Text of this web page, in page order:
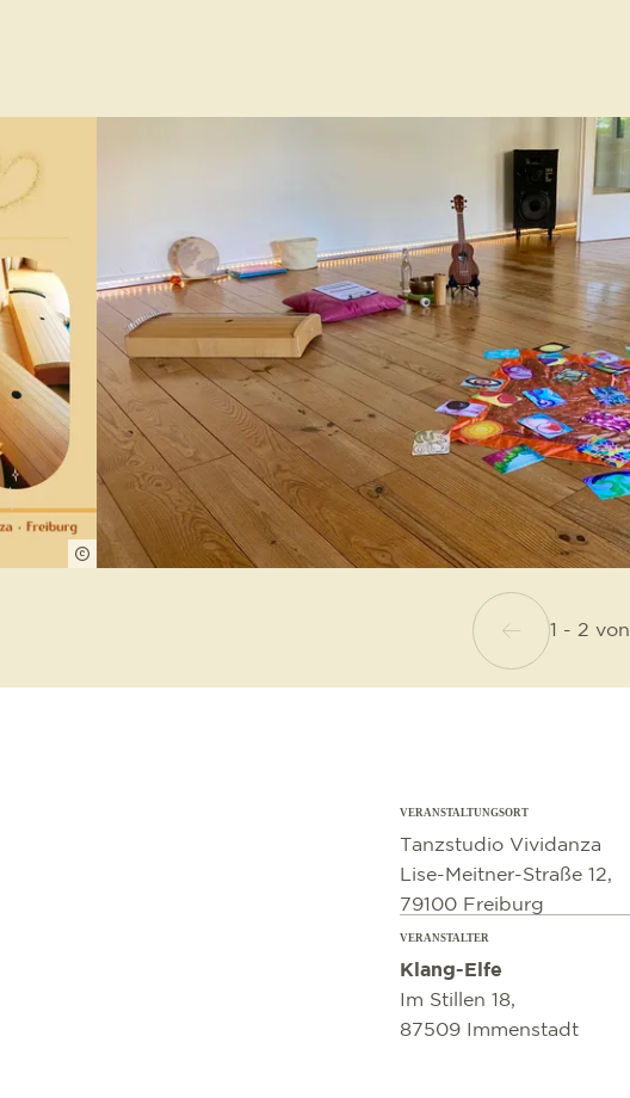
Carola Bandari
1 - 2 von
VERANSTALTUNGSORT
Tanzstudio Vividanza
Lise-Meitner-Straße 12,
79100 Freiburg
VERANSTALTER
Klang-Elfe
Im Stillen 18,
87509 Immenstadt